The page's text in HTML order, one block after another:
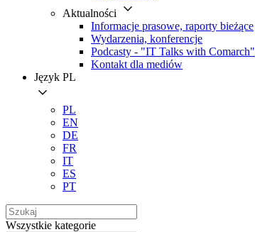
Aktualności
Informacje prasowe, raporty bieżące
Wydarzenia, konferencje
Podcasty - "IT Talks with Comarch"
Kontakt dla mediów
Język PL
PL
EN
DE
FR
IT
ES
PT
Wszystkie kategorie